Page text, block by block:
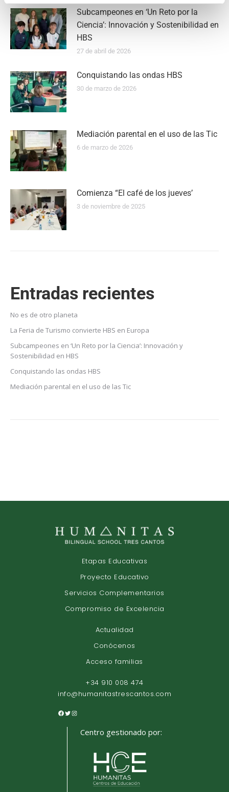
Subcampeones en ‘Un Reto por la
Ciencia’: Innovación y Sostenibilidad en
HBS
27 de abril de 2026
Conquistando las ondas HBS
30 de marzo de 2026
Mediación parental en el uso de las Tic
6 de marzo de 2026
Comienza “El café de los jueves’
3 de noviembre de 2025
Entradas recientes
No es de otro planeta
La Feria de Turismo convierte HBS en Europa
Subcampeones en ‘Un Reto por la Ciencia’: Innovación y
Sostenibilidad en HBS
Conquistando las ondas HBS
Mediación parental en el uso de las Tic
Etapas Educativas
Proyecto Educativo
Servicios Complementarios
Compromiso de Excelencia
Actualidad
Conócenos
Acceso familias
+34 910 008 474
info@humanitastrescantos.com
Centro gestionado por: